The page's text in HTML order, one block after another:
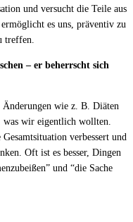
und versucht die Teile aus
es uns, präventiv zu
treffen.
– er beherrscht sich
Änderungen wie z. B. Diäten
was wir eigentlich wollten.
verbessert und
Oft ist es besser, Dingen
und “die Sache